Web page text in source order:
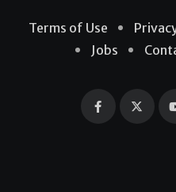
Terms of Use
Jobs